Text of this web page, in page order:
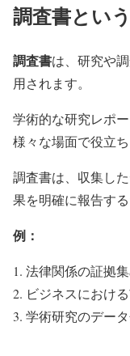
調査書とい
調査書は、研究や
用されます。
学術的な研究レポ
様々な場面で役立ち
調査書は、収集し
果を明確に報告する
例：
法律関係の証拠
ビジネスにおけ
学術研究のデー